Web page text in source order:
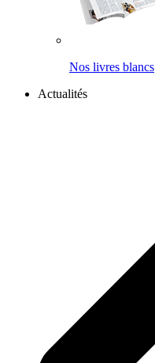
Nos livres blancs
Actualités